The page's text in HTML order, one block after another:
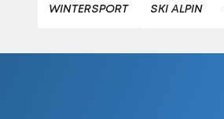
WINTERSPORT SKI ALPIN